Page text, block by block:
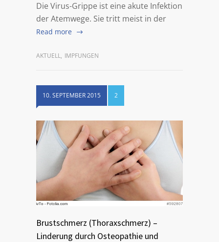
Die Virus-Grippe ist eine akute Infektion
der Atemwege. Sie tritt meist in der
Read more
AKTUELL, IMPFUNGEN
10. SEPTEMBER 2015 2
Brustschmerz (Thoraxschmerz) –
Linderung durch Osteopathie und